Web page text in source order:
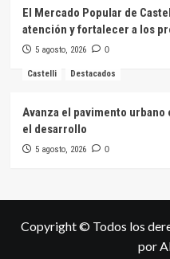
El Mercado Popular de
atención y fortalecer a los
5 agosto, 2026 0
Castelli Destacados
Avanza el pavimento
el desarrollo
5 agosto, 2026 0
Copyright © Todos los
por